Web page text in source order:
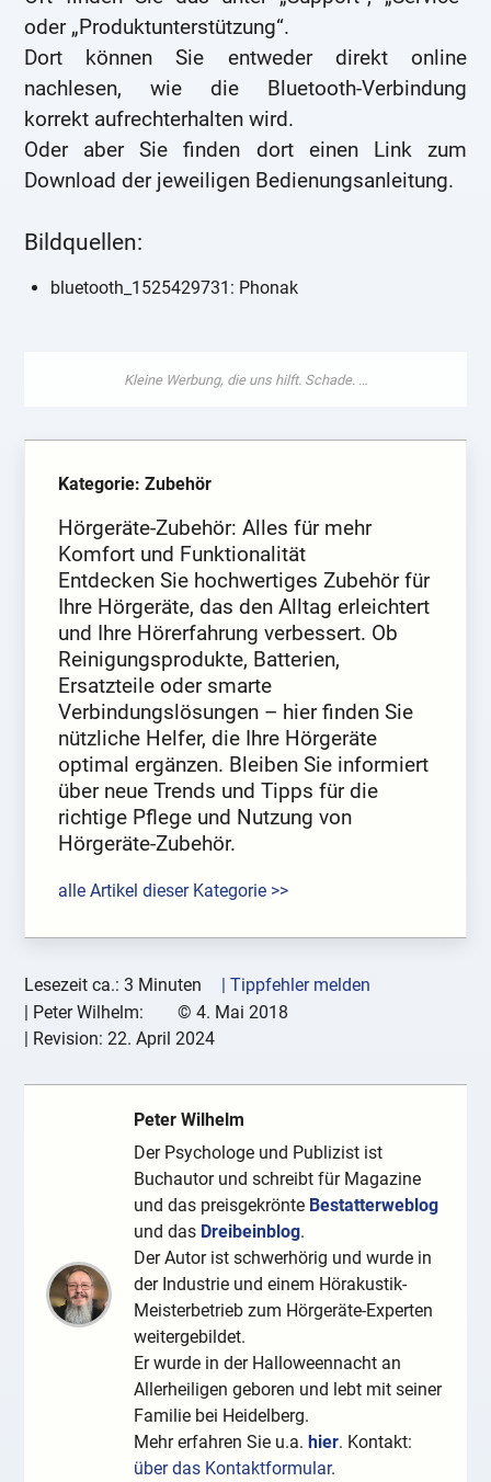
oder „Produktunterstützung“.
Dort können Sie entweder direkt online
nachlesen, wie die Bluetooth-Verbindung
korrekt aufrechterhalten wird.
Oder aber Sie finden dort einen Link zum
Download der jeweiligen Bedienungsanleitung.
Bildquellen:
bluetooth_1525429731: Phonak
Kategorie: Zubehör
Hörgeräte-Zubehör: Alles für mehr
Komfort und Funktionalität
Entdecken Sie hochwertiges Zubehör für
Ihre Hörgeräte, das den Alltag erleichtert
und Ihre Hörerfahrung verbessert. Ob
Reinigungsprodukte, Batterien,
Ersatzteile oder smarte
Verbindungslösungen – hier finden Sie
nützliche Helfer, die Ihre Hörgeräte
optimal ergänzen. Bleiben Sie informiert
über neue Trends und Tipps für die
richtige Pflege und Nutzung von
Hörgeräte-Zubehör.
alle Artikel dieser Kategorie >>
Lesezeit ca.: 3 Minuten
| Tippfehler melden
Peter Wilhelm: © 4. Mai 2018
| Revision:22. April 2024
Peter Wilhelm
Der Psychologe und Publizist ist
Buchautor und schreibt für Magazine
und das preisgekrönte Bestatterweblog
und das Dreibeinblog.
Der Autor ist schwerhörig und wurde in
der Industrie und einem Hörakustik-
Meisterbetrieb zum Hörgeräte-Experten
weitergebildet.
Er wurde in der Halloweennacht an
Allerheiligen geboren und lebt mit seiner
Familie bei Heidelberg.
Mehr erfahren Sie u.a. hier. Kontakt:
über das Kontaktformular.